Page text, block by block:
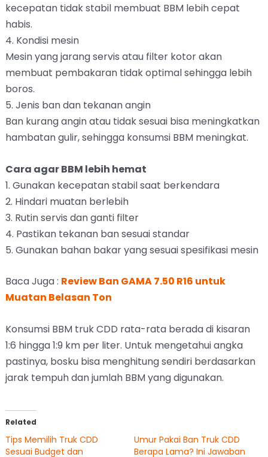
kecepatan tidak stabil membuat BBM lebih cepat
habis.
4. Kondisi mesin
Mesin yang jarang servis atau filter kotor akan
membuat pembakaran tidak optimal sehingga lebih
boros.
5. Jenis ban dan tekanan angin
Ban kurang angin atau tidak sesuai bisa meningkatkan
hambatan gulir, sehingga konsumsi BBM meningkat.
Cara agar BBM lebih hemat
1. Gunakan kecepatan stabil saat berkendara
2. Hindari muatan berlebih
3. Rutin servis dan ganti filter
4. Pastikan tekanan ban sesuai standar
5. Gunakan bahan bakar yang sesuai spesifikasi mesin
Baca Juga : Review Ban GAMA 7.50 R16 untuk
Muatan Belasan Ton
Konsumsi BBM truk CDD rata-rata berada di kisaran
1:6 hingga 1:9 km per liter. Untuk mengetahui angka
pastinya, bosku bisa menghitung sendiri berdasarkan
jarak tempuh dan jumlah BBM yang digunakan.
Related
Tips Memilih Truk CDD
Sesuai Budget dan
Umur Pakai Ban Truk CDD
Berapa Lama? Ini Jawaban